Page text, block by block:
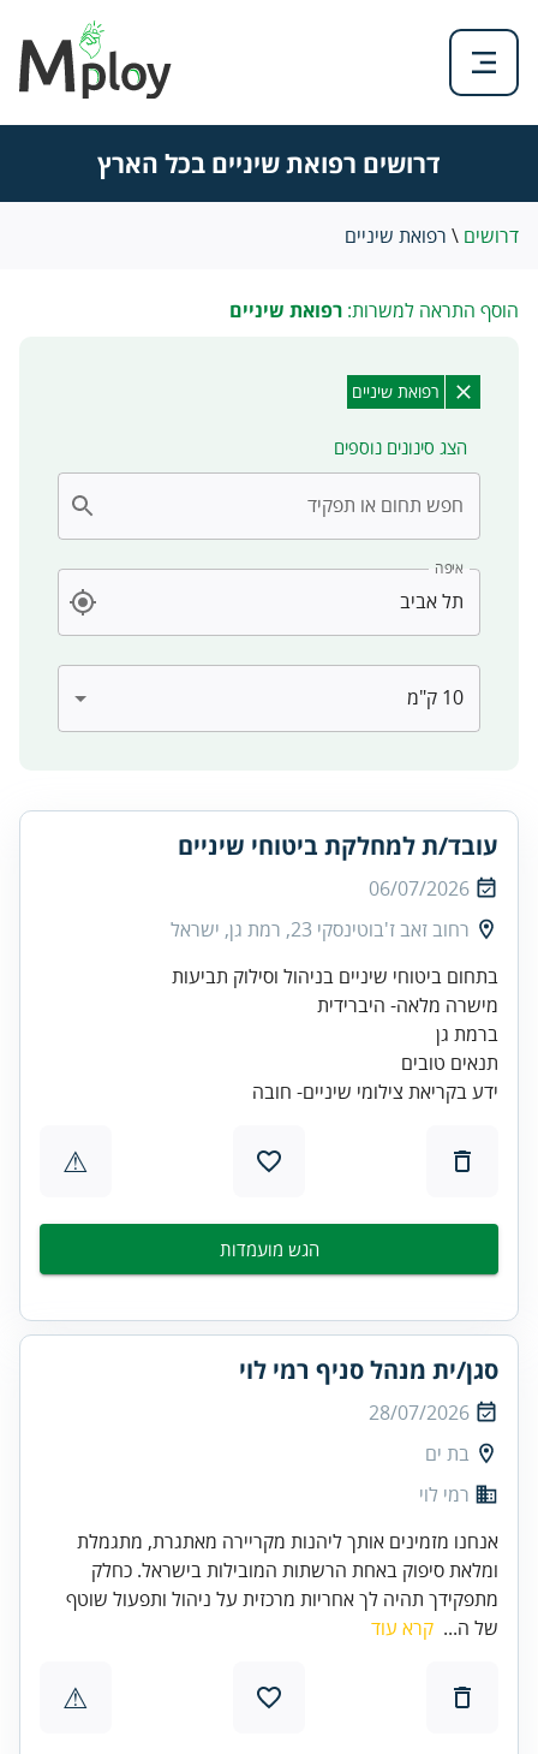
דרושים רפואת שיניים בכל הארץ
דרושים \ רפואת שיניים
הוסף התראה למשרות: רפואת שיניים
רפואת שיניים
הצג סינונים נוספים
חפש תחום או תפקיד
איפה
עובד/ת למחלקת ביטוחי שיניים
06/07/2026
רחוב זאב ז'בוטינסקי 23, רמת גן, ישראל
ידע בקריאת צילומי שיניים- חובה
⚠
הגש מועמדות
סגן/ית מנהל סניף רמי לוי
28/07/2026
בת ים
רמי לוי
אנחנו מזמינים אותך ליהנות מקריירה מאתגרת, מתגמלת
ומלאת סיפוק באחת הרשתות המובילות בישראל. כחלק
מתפקידך תהיה לך אחריות מרכזית על ניהול ותפעול שוטף
של ה... קרא עוד
⚠